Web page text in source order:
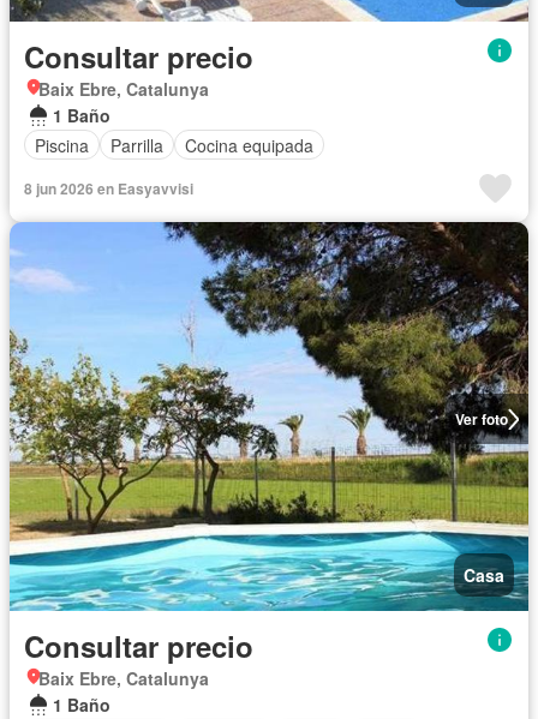
Consultar precio
Baix Ebre, Catalunya
1 Baño
Piscina
Parrilla Cocina equipada
8 jun 2026 en Easyavvisi
Ver foto
Casa
Consultar precio
Baix Ebre, Catalunya
1 Baño